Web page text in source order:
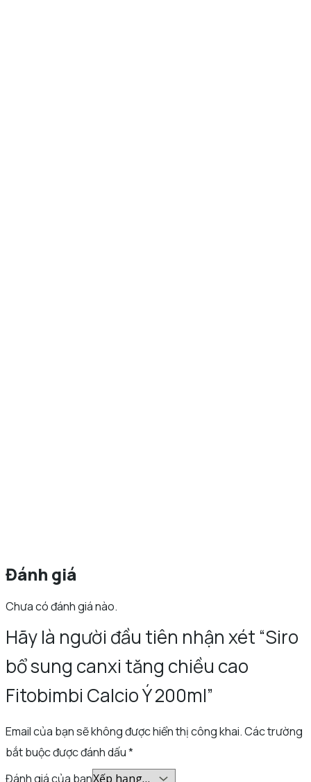
Đánh giá
Chưa có đánh giá nào.
Hãy là người đầu tiên nhận xét “Siro
bổ sung canxi tăng chiều cao
Fitobimbi Calcio Ý 200ml”
Email của bạn sẽ không được hiển thị công khai.Các trường
bắt buộc được đánh dấu*
Đánh giá của bạn